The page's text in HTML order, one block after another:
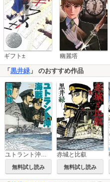
ギフト± 幽麗塔
「 黒井緑 」 のおすすめ作品
ユトラント沖海戦
無料試し読み
赤城と比叡
無料試し読み